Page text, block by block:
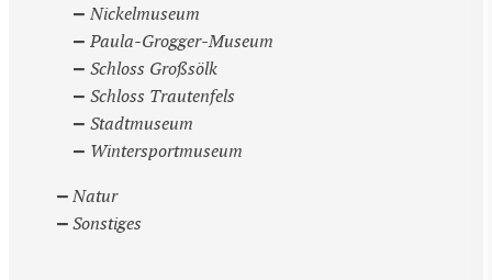
Nickelmuseum
Paula-Grogger-Museum
Schloss Großsölk
Schloss Trautenfels
Stadtmuseum
Wintersportmuseum
Natur
Sonstiges